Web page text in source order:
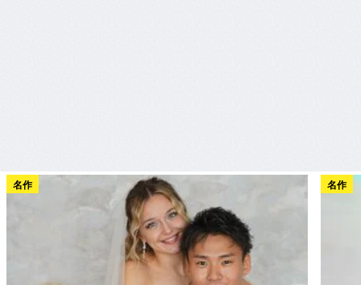
名作 名作